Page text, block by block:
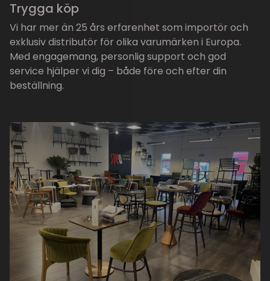
Trygga köp
Vi har mer än 25 års erfarenhet som importör och
exklusiv distributör för olika varumärken i Europa.
Med engagemang, personlig support och god
service hjälper vi dig – både före och efter din
beställning.